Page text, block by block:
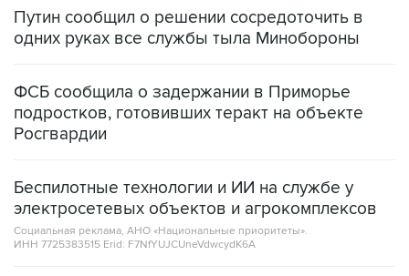
ФСБ сообщила о задержании в Приморье
Росгвардии
Беспилотные технологии и ИИ на службе у
Социальная реклама, АНО «Национальные приоритеты».
ИНН 7725383515 Erid: F7NfYUJCUneVdwcydK6A
Аксенов сообщил о четвертом погибшем в